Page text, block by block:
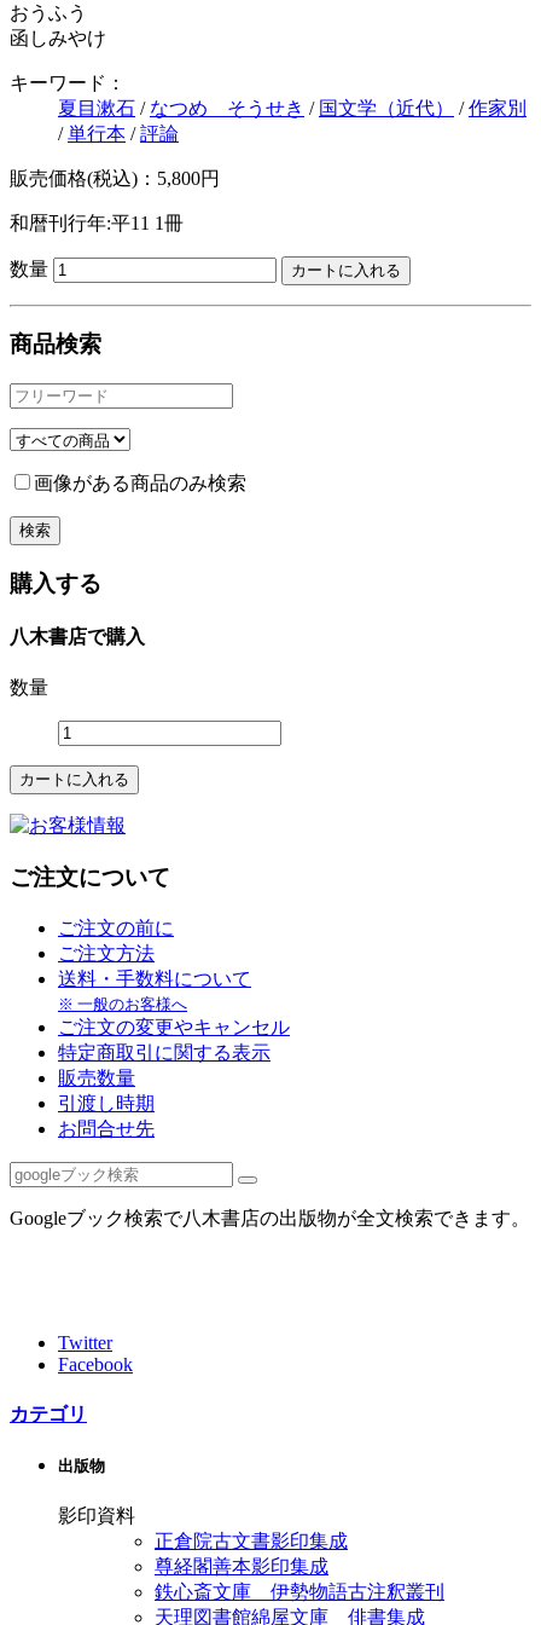
おうふう
函しみやけ
キーワード：
夏目漱石 / なつめ そうせき / 国文学（近代） /作家別
/単行本 /評論
販売価格(税込)：5,800円
和暦刊行年:平11 1冊
数量
商品検索
画像がある商品のみ検索
購入する
八木書店で購入
数量
ご注文について
ご注文の前に
ご注文方法
送料・手数料について
※ 一般のお客様へ
ご注文の変更やキャンセル
特定商取引に関する表示
販売数量
引渡し時期
お問合せ先
Googleブック検索で八木書店の出版物が全文検索できます。
Twitter
Facebook
カテゴリ
出版物
影印資料
正倉院古文書影印集成
尊経閣善本影印集成
鉄心斎文庫 伊勢物語古注釈叢刊
天理図書館綿屋文庫 俳書集成